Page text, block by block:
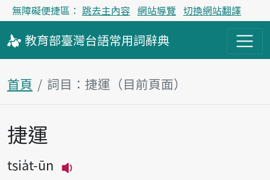
無障礙便捷區： 跳去主內容 網站導覽 切換網站翻譯
教育部臺灣台語常用詞辭典
首頁 詞目：捷運（目前頁面）
主內容區塊
捷運
tsia̍t-ūn